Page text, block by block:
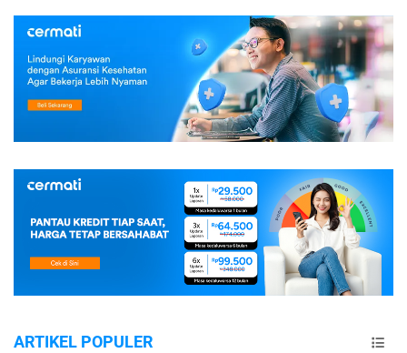
ARTIKEL POPULER